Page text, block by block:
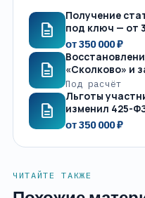
description
Получение
под ключ — от
от 350 000 ₽
description
«Сколково» и
Под расчёт
description
Льготы
изменил 425-
от 350 000 ₽
ЧИТАЙТЕ ТАКЖЕ